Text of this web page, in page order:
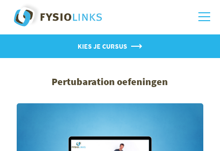
KIES JE CURSUS
Pertubaration oefeningen